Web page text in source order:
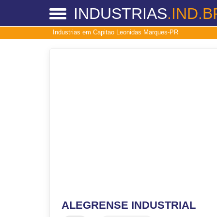
INDUSTRIAS
Industrias em Capitao Leonidas Marques-PR
ALEGRENSE INDUSTRIAL